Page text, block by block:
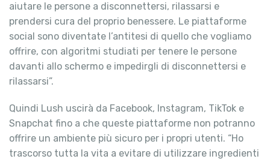
aiutare le persone a disconnettersi, rilassarsi e
prendersi cura del proprio benessere. Le piattaforme
social sono diventate l’antitesi di quello che vogliamo
offrire, con algoritmi studiati per tenere le persone
davanti allo schermo e impedirgli di disconnettersi e
rilassarsi”.
Quindi Lush uscirà da Facebook, Instagram, TikTok e
Snapchat fino a che queste piattaforme non potranno
offrire un ambiente più sicuro per i propri utenti. “Ho
trascorso tutta la vita a evitare di utilizzare ingredienti